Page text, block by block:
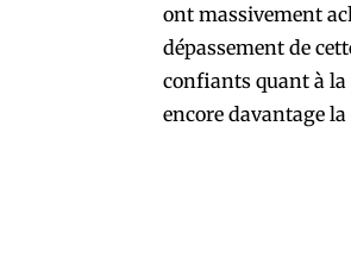
ont massivement
dépassement de
confiants quant à la
encore davantage